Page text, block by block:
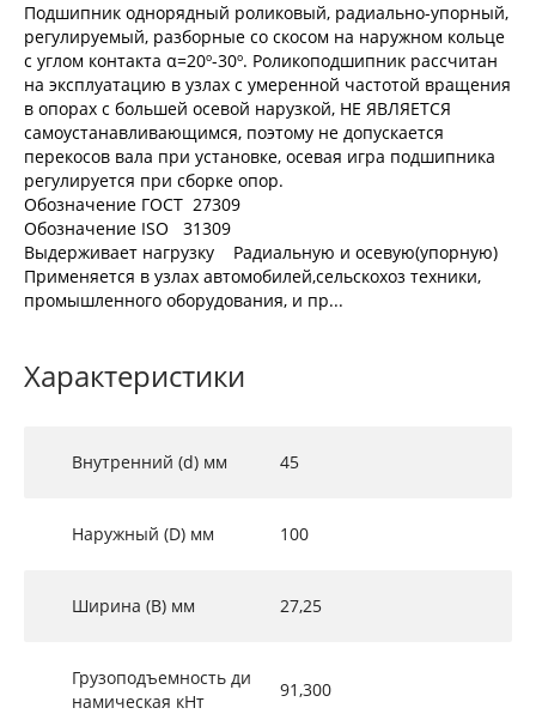
Подшипник однорядный роликовый, радиально-упорный,
регулируемый, разборные со скосом на наружном кольце
с углом контакта α=20º-30º. Роликоподшипник рассчитан
на эксплуатацию в узлах с умеренной частотой вращения
в опорах с большей осевой нарузкой, НЕ ЯВЛЯЕТСЯ
самоустанавливающимся, поэтому не допускается
перекосов вала при установке, осевая игра подшипника
регулируется при сборке опор.
Обозначение ГОСТ 27309
Обозначение ISO 31309
Выдерживает нагрузку Радиальную и осевую(упорную)
Применяется в узлах автомобилей,сельскохоз техники,
промышленного оборудования, и пр...
Характеристики
Внутренний (d) мм 45
Наружный (D) мм 100
Ширина (B) мм 27,25
Грузоподъемность ди
намическая кНт
91,300